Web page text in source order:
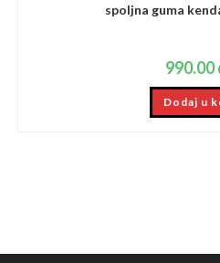
spoljna guma
990.00
Dodaj u